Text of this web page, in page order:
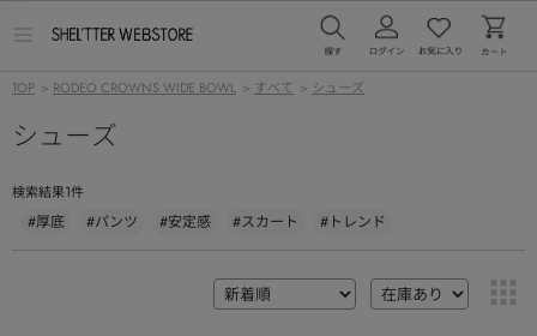
ー
開
く
TOP > RODEO CROWNS WIDE BOWL > すべて > シューズ
シューズ
検索結果1件
#厚底 #パンツ #安定感 #スカート #トレンド